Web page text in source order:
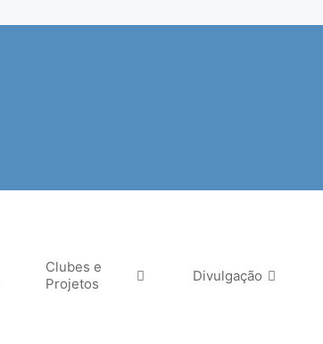
Clubes e
Projetos
Divulgação